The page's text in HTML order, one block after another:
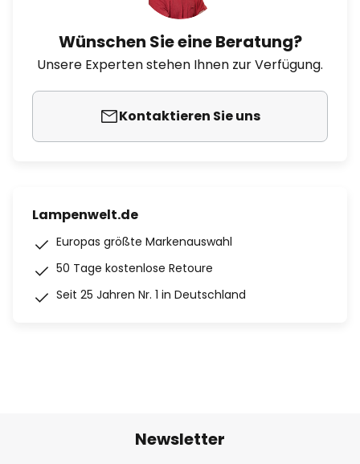
Wünschen Sie eine Beratung?
Unsere Experten stehen Ihnen zur Verfügung.
Kontaktieren Sie uns
Lampenwelt.de
Europas größte Markenauswahl
50 Tage kostenlose Retoure
Seit 25 Jahren Nr. 1 in Deutschland
Newsletter